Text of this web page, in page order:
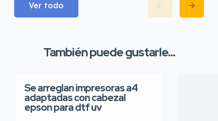
Ver todo
También puede gustarle...
Se arreglan impresoras a4
adaptadas con cabezal
epson para dtf uv